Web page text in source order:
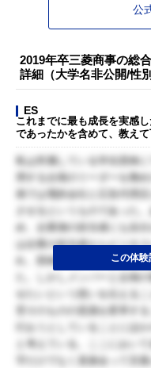
公
2019年卒三菱商事の総
詳細（大学名非公開/性
ES
これまでに最も成長を実感
であったかを含めて、教え
私は所属している学生団体
用する企画のリーダーを務
画では電鉄会社と広告代理
させるというものであった
め、企業側の担当者にも自
は企業の担当者からビジネ
れ、団体のメンバーとその
た。しかしメンバーと企画
せたいという想いを伝える
営そのものの意識を変革す
行おうとしていることにほ
と考えている。ここにおい
字だけでなく直接会って言
この体